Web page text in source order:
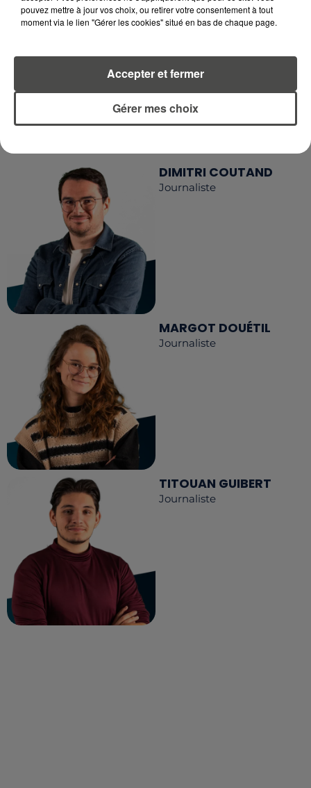
RECEVEZ LES ALERTES INFOS DE LA RÉDACTION
EN TÉLÉCHARGEANT L'APPLICATION MOBILE
LA RÉDACTION
DIMITRI COUTAND
Journaliste
MARGOT DOUÉTIL
Journaliste
TITOUAN GUIBERT
Journaliste
pouvez mettre à jour vos choix, ou retirer votre consentement à tout
moment via le lien "Gérer les cookies" situé en bas de chaque page.
Gérer mes choix
Accepter et fermer